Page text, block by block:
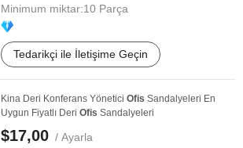
Minimum miktar:10 Parça
Tedarikçi ile İletişime Geçin
Kina Deri Konferans Yönetici Ofis Sandalyeleri En
Uygun Fiyatlı Deri Ofis Sandalyeleri
$17,00 / Ayarla